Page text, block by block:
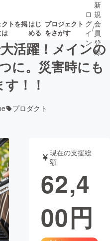
トを掲はじ
める
プロジェクト
をさがす
募集終了が近いプ
ロジェクト
ット
書籍・雑誌
チャレンジ
ロ
グ
イ
ン
/
新
規
会
員
登
録
活躍！メインの
に。災害時にも
！！
プロダクト
現在の支援総
額
62,4
00円